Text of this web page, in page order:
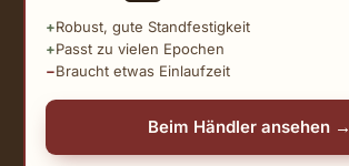
Robust, gute Standfestigkeit
Passt zu vielen Epochen
Braucht etwas Einlaufzeit
Beim Händler ansehen →